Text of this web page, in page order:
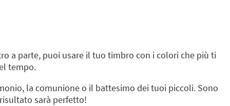
a parte, puoi usare il tuo timbro con i colori che più ti
tempo.
la comunione o il battesimo dei tuoi piccoli. Sono
sarà perfetto!